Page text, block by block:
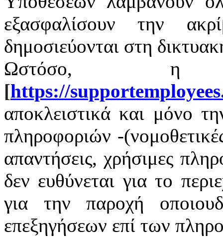
εξασφαλίσουν την
δημοσιεύονται στη
Ωστόσο, η
[https://supportemployees
αποκλειστικά και μόνο
πληροφοριών -
απαντήσεις, χρήσιμες
δεν ευθύνεται για το
για την παροχή
επεξηγήσεων επί των